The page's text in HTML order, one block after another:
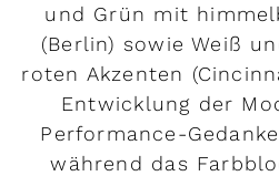
und Grün mit
(Berlin) sowie Weiß
roten Akzenten
Entwicklung der
Performance-
während das